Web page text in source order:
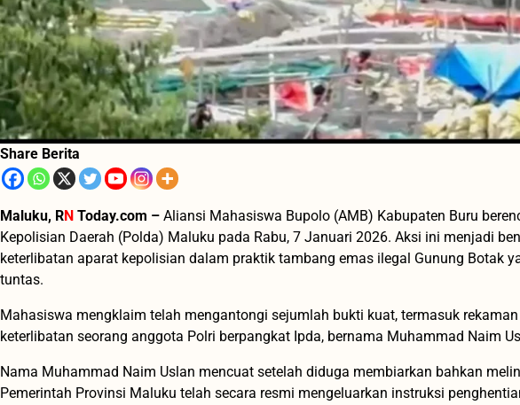
Share Berita
Maluku, RN Today.com – Aliansi Mahasiswa Bupolo (AMB) Kabupaten Buru
Kepolisian Daerah (Polda) Maluku pada Rabu, 7 Januari 2026. Aksi ini menjadi
keterlibatan aparat kepolisian dalam praktik tambang emas ilegal Gunung Botak
tuntas.
Mahasiswa mengklaim telah mengantongi sejumlah bukti kuat, termasuk
keterlibatan seorang anggota Polri berpangkat Ipda, bernama Muhammad Naim
Nama Muhammad Naim Uslan mencuat setelah diduga membiarkan bahkan
Pemerintah Provinsi Maluku telah secara resmi mengeluarkan instruksi